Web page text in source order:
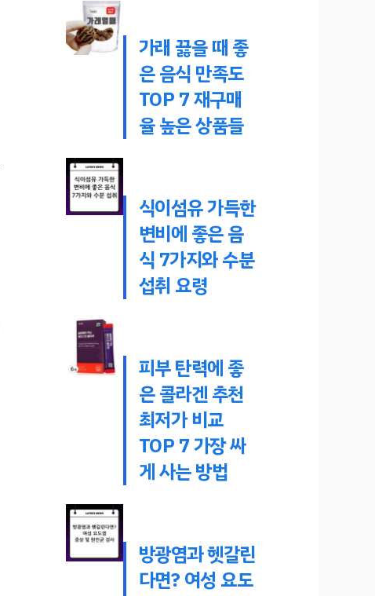
가래 끓을 때 좋
은 음식 만족도
TOP 7 재구매
율 높은 상품들
식이섬유 가득한
변비에 좋은 음
식 7가지와 수분
섭취 요령
피부 탄력에 좋
은 콜라겐 추천
최저가 비교
TOP 7 가장 싸
게 사는 방법
방광염과 헷갈린
다면? 여성 요도